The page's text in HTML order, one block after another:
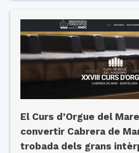
El Curs d’Orgue del
convertir Cabrera de
trobada dels grans